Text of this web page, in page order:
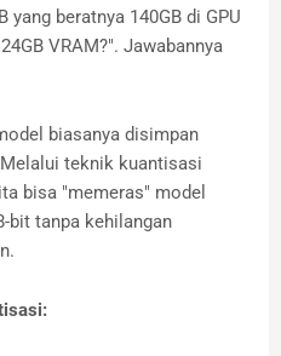
beratnya 140GB di GPU
VRAM?". Jawabannya
biasanya disimpan
teknik kuantisasi
bisa "memeras" model
bit tanpa kehilangan